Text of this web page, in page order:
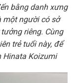
bằng danh xưng
một người có sở
riêng. Cùng
trẻ tuổi này, để
Hinata Koizumi